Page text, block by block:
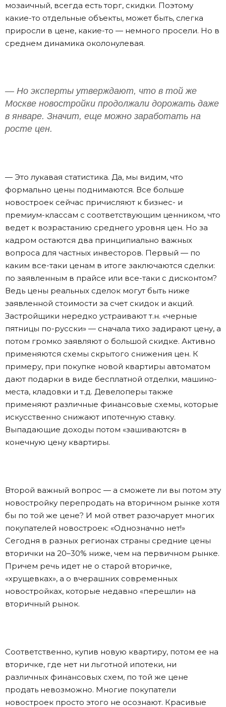
мозаичный, всегда есть торг, скидки. Поэтому
какие-то отдельные объекты, может быть, слегка
приросли в цене, какие-то — немного просели. Но в
среднем динамика околонулевая.
— Но эксперты утверждают, что в той же
Москве новостройки продолжали дорожать даже
в январе. Значит, еще можно заработать на
росте цен.
— Это лукавая статистика. Да, мы видим, что
формально цены поднимаются. Все больше
новостроек сейчас причисляют к бизнес- и
премиум-классам с соответствующим ценником, что
ведет к возрастанию среднего уровня цен. Но за
кадром остаются два принципиально важных
вопроса для частных инвесторов. Первый — по
каким все-таки ценам в итоге заключаются сделки:
по заявленным в прайсе или все-таки с дисконтом?
Ведь цены реальных сделок могут быть ниже
заявленной стоимости за счет скидок и акций.
Застройщики нередко устраивают т.н. «черные
пятницы по-русски» — сначала тихо задирают цену, а
потом громко заявляют о большой скидке. Активно
применяются схемы скрытого снижения цен. К
примеру, при покупке новой квартиры автоматом
дают подарки в виде бесплатной отделки, машино-
места, кладовки и т.д. Девелоперы также
применяют различные финансовые схемы, которые
искусственно снижают ипотечную ставку.
Выпадающие доходы потом «зашиваются» в
конечную цену квартиры.
Второй важный вопрос — а сможете ли вы потом эту
новостройку перепродать на вторичном рынке хотя
бы по той же цене? И мой ответ разочарует многих
покупателей новостроек: «Однозначно нет!»
Сегодня в разных регионах страны средние цены
вторички на 20–30% ниже, чем на первичном рынке.
Причем речь идет не о старой вторичке,
«хрущевках», а о вчерашних современных
новостройках, которые недавно «перешли» на
вторичный рынок.
Соответственно, купив новую квартиру, потом ее на
вторичке, где нет ни льготной ипотеки, ни
различных финансовых схем, по той же цене
продать невозможно. Многие покупатели
новостроек просто этого не осознают. Красивые